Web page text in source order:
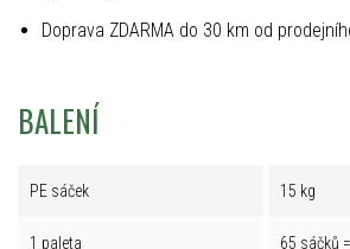
Doprava ZDARMA do 30 km od
BALENÍ
PE sáček 15 kg
1 paleta 65 sáčků